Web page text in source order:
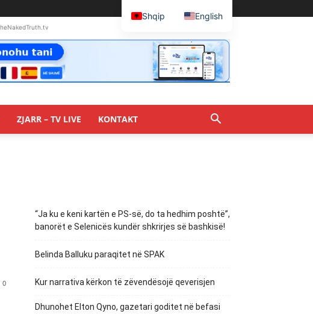
ZJARR – TV LIVE KONTAKT
0
“Ja ku e keni kartën e PS-së, do ta hedhim poshtë”,
banorët e Selenicës kundër shkrirjes së bashkisë!
Belinda Balluku paraqitet në SPAK
Kur narrativa kërkon të zëvendësojë qeverisjen
Dhunohet Elton Qyno, gazetari goditet në befasi
Shqip English